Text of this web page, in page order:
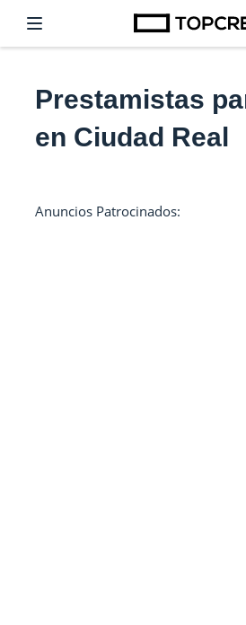
Prestamistas
en Ciudad Real
Anuncios Patrocinados: